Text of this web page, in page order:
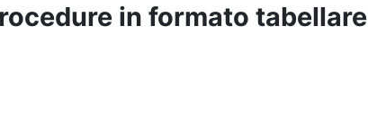
in formato tabellare